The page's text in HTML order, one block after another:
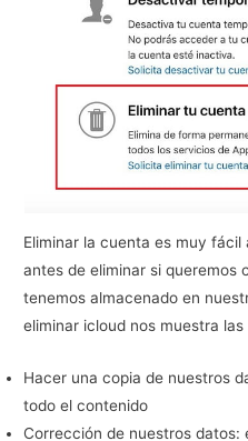
Eliminar la cuenta es muy
antes de eliminar si queremos
tenemos almacenado en
eliminar icloud nos muestra
Hacer una copia de nuestros
todo el contenido
Corrección de nuestros